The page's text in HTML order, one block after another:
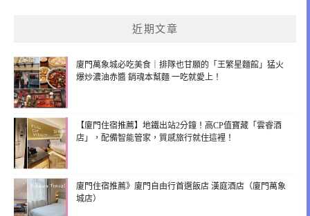
近期文章
廈門萬象城必吃美食｜排隊也甘願的「王繁星麵館」猛火
爆炒濃油赤醬 銷魂本幫麵 一吃就愛上！
【廈門住宿推薦】地鐵出站2分鐘！高CP值寶藏「雲睿酒
店」，配備智能管家，質感旅行就住這裡！
廈門住宿推薦》廈門自由行首選飯店 漢庭酒店（廈門萬象
城店）